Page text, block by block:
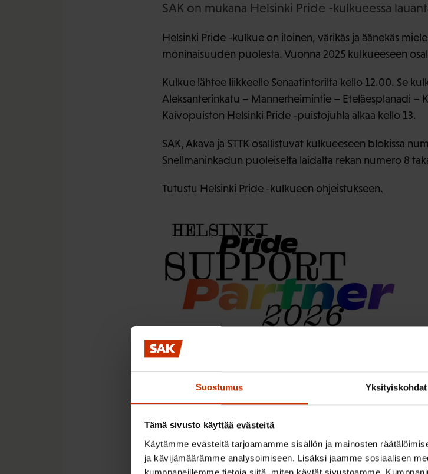
Suostumus Yksityiskohdat
Tämä sivusto käyttää evästeitä
Käytämme evästeitä tarjoamamme sisällön ja mainosten
ja kävijämäärämme analysoimiseen. Lisäksi jaamme sosiaalisen
SAK on mukana Helsinki Pride -kulkueessa
Helsinki Pride -kulkue on iloinen, värikäs ja äänekäs
moninaisuuden puolesta. Vuonna 2025 kulkueeseen
Kulkue lähtee liikkeelle Senaatintorilta kello 12.00. Se
Aleksanterinkatu – Mannerheimintie – Eteläesplanadi –
Kaivopuiston Helsinki Pride -puistojuhla alkaa kello 13.
SAK, Akava ja STTK osallistuvat kulkueeseen blokissa
Snellmaninkadun puoleiselta laidalta rekan numero 8
Tutustu Helsinki Pride -kulkueen ohjeistukseen.
SAK on Helsinki Priden virallinen kumppani 2026.
Osallistu myös SAK:n, Akavan ja STTK:n Helsinki Pride -